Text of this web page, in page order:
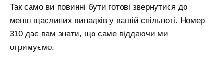
Так само ви повинні бути готові звернутися до
менш щасливих випадків у вашій спільноті. Номер
310 дає вам знати, що саме віддаючи ми
отримуємо.